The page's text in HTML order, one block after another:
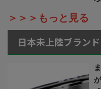
＞＞＞もっと見る
日本未上陸ブランド